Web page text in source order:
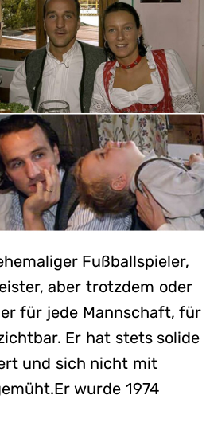
Fußballspieler,
aber trotzdem oder
für jede Mannschaft, für
Er hat stets solide
und sich nicht mit
wurde 1974